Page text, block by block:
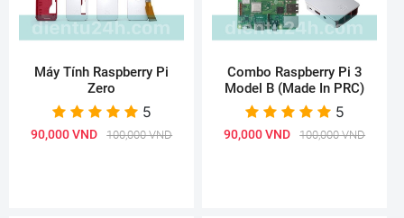
Máy Tính Raspberry Pi
Zero
5
90,000 VND 100,000 VND
Combo Raspberry Pi 3
Model B (Made In PRC)
5
90,000 VND 100,000 VND